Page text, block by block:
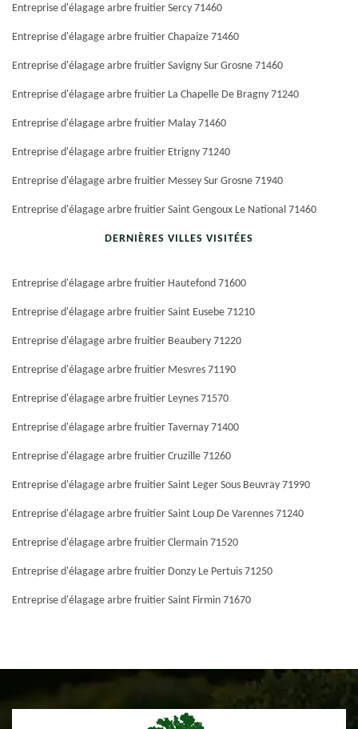
Entreprise d'élagage arbre fruitier Sercy 71460
Entreprise d'élagage arbre fruitier Chapaize 71460
Entreprise d'élagage arbre fruitier Savigny Sur Grosne 71460
Entreprise d'élagage arbre fruitier La Chapelle De Bragny 71240
Entreprise d'élagage arbre fruitier Malay 71460
Entreprise d'élagage arbre fruitier Etrigny 71240
Entreprise d'élagage arbre fruitier Messey Sur Grosne 71940
Entreprise d'élagage arbre fruitier Saint Gengoux Le National 71460
DERNIÈRES VILLES VISITÉES
Entreprise d'élagage arbre fruitier Hautefond 71600
Entreprise d'élagage arbre fruitier Saint Eusebe 71210
Entreprise d'élagage arbre fruitier Beaubery 71220
Entreprise d'élagage arbre fruitier Mesvres 71190
Entreprise d'élagage arbre fruitier Leynes 71570
Entreprise d'élagage arbre fruitier Tavernay 71400
Entreprise d'élagage arbre fruitier Cruzille 71260
Entreprise d'élagage arbre fruitier Saint Leger Sous Beuvray 71990
Entreprise d'élagage arbre fruitier Saint Loup De Varennes 71240
Entreprise d'élagage arbre fruitier Clermain 71520
Entreprise d'élagage arbre fruitier Donzy Le Pertuis 71250
Entreprise d'élagage arbre fruitier Saint Firmin 71670